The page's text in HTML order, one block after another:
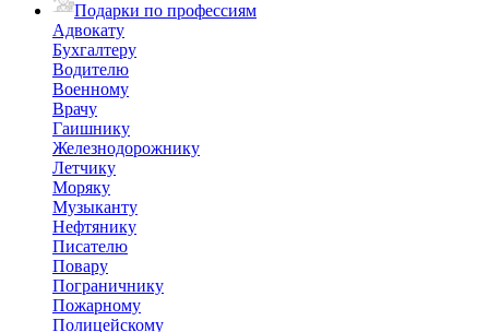
Подарки по профессиям
Адвокату
Бухгалтеру
Водителю
Военному
Врачу
Гаишнику
Железнодорожнику
Летчику
Моряку
Музыканту
Нефтянику
Писателю
Повару
Пограничнику
Пожарному
Полицейскому